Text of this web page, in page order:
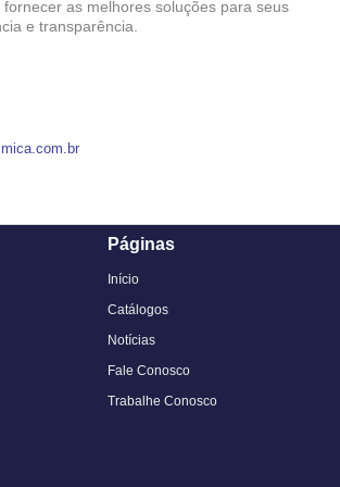
as melhores soluções para seus
e transparência.
Páginas
Início
Catálogos
Notícias
Fale Conosco
Trabalhe Conosco